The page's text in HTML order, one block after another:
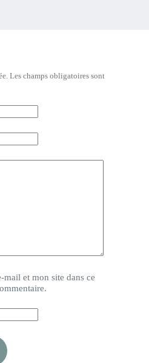
Les champs obligatoires sont
et mon site dans ce